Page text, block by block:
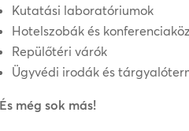
Kutatási laboratóriumok
Hotelszobák és
Repülőtéri várók
Ügyvédi irodák és
És még sok más!